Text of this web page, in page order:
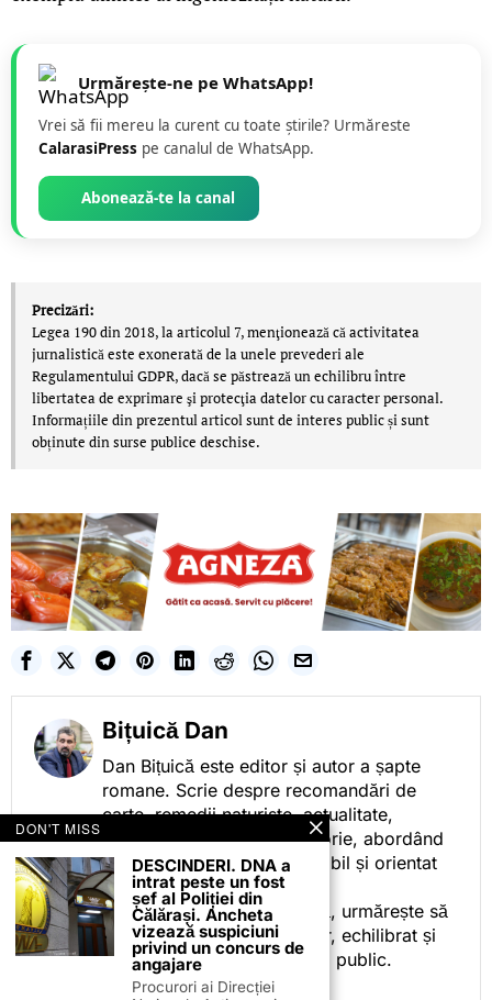
Urmărește-ne pe WhatsApp!
Vrei să fii mereu la curent cu toate știrile? Urmăreste
CalarasiPress pe canalul de WhatsApp.
Abonează-te la canal
Precizări:
Legea 190 din 2018, la articolul 7, menţionează că activitatea
jurnalistică este exonerată de la unele prevederi ale
Regulamentului GDPR, dacă se păstrează un echilibru între
libertatea de exprimare şi protecţia datelor cu caracter personal.
Informațiile din prezentul articol sunt de interes public și sunt
obținute din surse publice deschise.
Bițuică Dan
Dan Bițuică este editor și autor a șapte
romane. Scrie despre recomandări de
carte, remedii naturiste, actualitate,
cotidian politic, sport și istorie, abordând
subiectele într-un stil accesibil și orientat
spre informare.
Prin activitatea sa editorială, urmărește să
ofere cititorilor conținut clar, echilibrat și
relevant, adaptat interesului public.
DON'T MISS
DESCINDERI. DNA a
intrat peste un fost
șef al Poliției din
Călărași. Ancheta
vizează suspiciuni
privind un concurs de
angajare
Procurori ai Direcției